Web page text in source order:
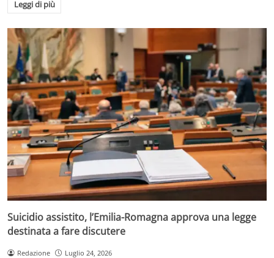
Leggi di più
Suicidio assistito, l’Emilia-Romagna approva una legge
destinata a fare discutere
Redazione Luglio 24, 2026